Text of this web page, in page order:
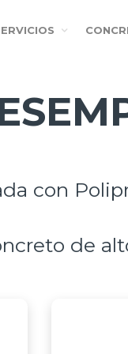
con
de